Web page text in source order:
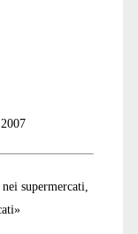
supermercati,